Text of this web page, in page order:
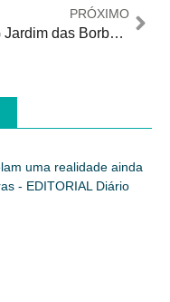
PRÓXIMO
ONG Jardim das Borboletas realiza almoço e Domingo Solidário em SP